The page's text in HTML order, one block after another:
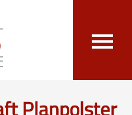
Planpolster